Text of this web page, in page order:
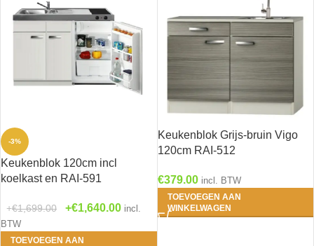
Rood(0)
Wit(7)
(0)
1- Bengt - Wit mat
2- Erik - Houtberf
mat(0)
3- Ingvar -
Antraciet mat(0)
-3%
Keukenblok 120cm incl
koelkast en RAI-591
€1,699.00 €1,640.00 incl.
BTW
TOEVOEGEN AAN
Keukenblok Grijs-bruin Vigo
120cm RAI-512
€379.00 incl. BTW
TOEVOEGEN AAN
WINKELWAGEN